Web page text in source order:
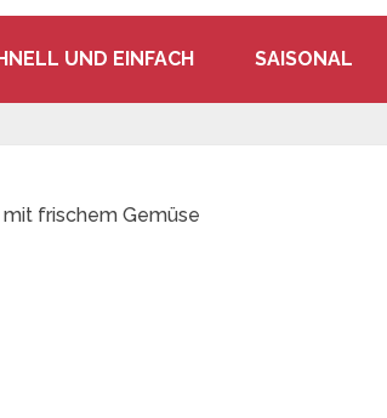
UND EINFACH SAISONAL
frischem Gemüse